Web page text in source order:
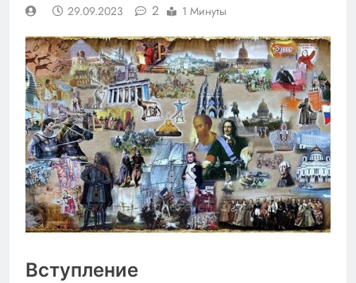
29.09.2023 2 1 Минуты
Вступление